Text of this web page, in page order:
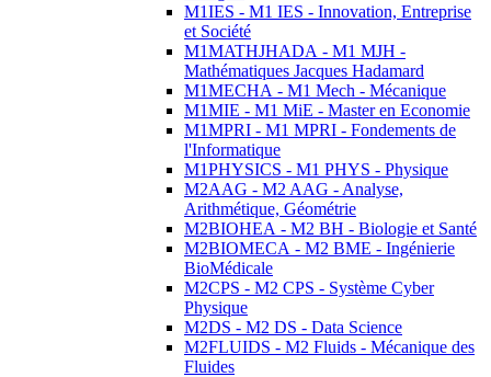
M1IES - M1 IES - Innovation, Entreprise
et Société
M1MATHJHADA - M1 MJH -
Mathématiques Jacques Hadamard
M1MECHA - M1 Mech - Mécanique
M1MIE - M1 MiE - Master en Economie
M1MPRI - M1 MPRI - Fondements de
l'Informatique
M1PHYSICS - M1 PHYS - Physique
M2AAG - M2 AAG - Analyse,
Arithmétique, Géométrie
M2BIOHEA - M2 BH - Biologie et Santé
M2BIOMECA - M2 BME - Ingénierie
BioMédicale
M2CPS - M2 CPS - Système Cyber
Physique
M2DS - M2 DS - Data Science
M2FLUIDS - M2 Fluids - Mécanique des
Fluides